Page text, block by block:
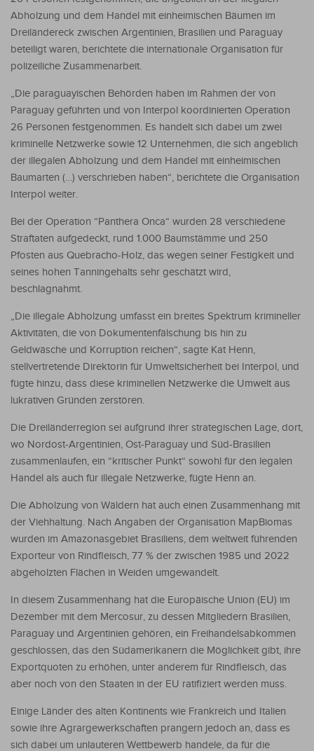
Abholzung und dem Handel mit einheimischen Bäumen im
Dreiländereck zwischen Argentinien, Brasilien und Paraguay
beteiligt waren, berichtete die internationale Organisation für
polizeiliche Zusammenarbeit.
„Die paraguayischen Behörden haben im Rahmen der von
Paraguay geführten und von Interpol koordinierten Operation
26 Personen festgenommen. Es handelt sich dabei um zwei
kriminelle Netzwerke sowie 12 Unternehmen, die sich angeblich
der illegalen Abholzung und dem Handel mit einheimischen
Baumarten (…) verschrieben haben“, berichtete die Organisation
Interpol weiter.
Bei der Operation “Panthera Onca“ wurden 28 verschiedene
Straftaten aufgedeckt, rund 1.000 Baumstämme und 250
Pfosten aus Quebracho-Holz, das wegen seiner Festigkeit und
seines hohen Tanningehalts sehr geschätzt wird,
beschlagnahmt.
„Die illegale Abholzung umfasst ein breites Spektrum krimineller
Aktivitäten, die von Dokumentenfälschung bis hin zu
Geldwäsche und Korruption reichen“, sagte Kat Henn,
stellvertretende Direktorin für Umweltsicherheit bei Interpol, und
fügte hinzu, dass diese kriminellen Netzwerke die Umwelt aus
lukrativen Gründen zerstören.
Die Dreiländerregion sei aufgrund ihrer strategischen Lage, dort,
wo Nordost-Argentinien, Ost-Paraguay und Süd-Brasilien
zusammenlaufen, ein “kritischer Punkt“ sowohl für den legalen
Handel als auch für illegale Netzwerke, fügte Henn an.
Die Abholzung von Wäldern hat auch einen Zusammenhang mit
der Viehhaltung. Nach Angaben der Organisation MapBiomas
wurden im Amazonasgebiet Brasiliens, dem weltweit führenden
Exporteur von Rindfleisch, 77 % der zwischen 1985 und 2022
abgeholzten Flächen in Weiden umgewandelt.
In diesem Zusammenhang hat die Europäische Union (EU) im
Dezember mit dem Mercosur, zu dessen Mitgliedern Brasilien,
Paraguay und Argentinien gehören, ein Freihandelsabkommen
geschlossen, das den Südamerikanern die Möglichkeit gibt, ihre
Exportquoten zu erhöhen, unter anderem für Rindfleisch, das
aber noch von den Staaten in der EU ratifiziert werden muss.
Einige Länder des alten Kontinents wie Frankreich und Italien
sowie ihre Agrargewerkschaften prangern jedoch an, dass es
sich dabei um unlauteren Wettbewerb handele, da für die